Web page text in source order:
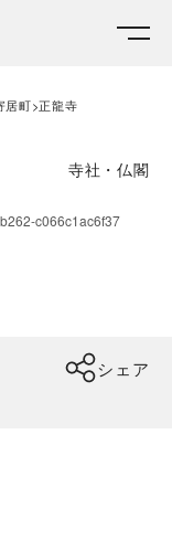
居町 正龍寺
寺社・仏閣
c066c1ac6f37
シェア